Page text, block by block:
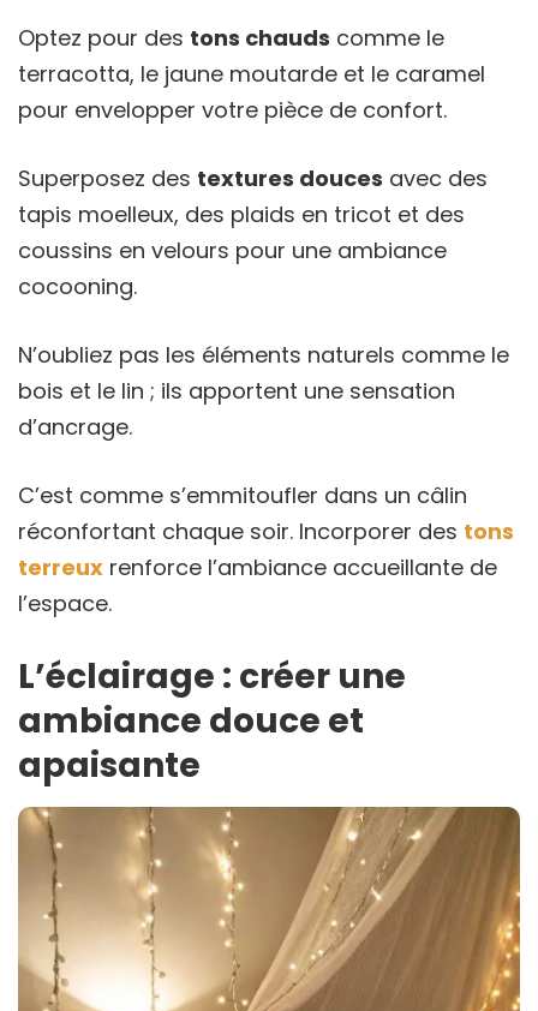
Optez pour des tons chauds comme le
terracotta, le jaune moutarde et le caramel
pour envelopper votre pièce de confort.
Superposez des textures douces avec des
tapis moelleux, des plaids en tricot et des
coussins en velours pour une ambiance
cocooning.
N’oubliez pas les éléments naturels comme le
bois et le lin ; ils apportent une sensation
d’ancrage.
C’est comme s’emmitoufler dans un câlin
réconfortant chaque soir. Incorporer des tons
terreux renforce l’ambiance accueillante de
l’espace.
L’éclairage : créer une
ambiance douce et
apaisante